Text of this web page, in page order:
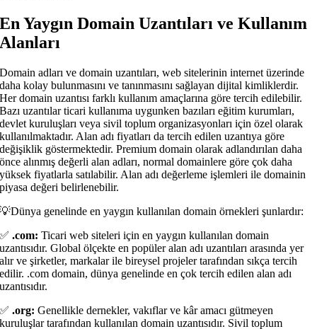
En Yaygın Domain Uzantıları ve Kullanım
Alanları
Domain adları ve domain uzantıları, web sitelerinin internet üzerinde
daha kolay bulunmasını ve tanınmasını sağlayan dijital kimliklerdir.
Her domain uzantısı farklı kullanım amaçlarına göre tercih edilebilir.
Bazı uzantılar ticari kullanıma uygunken bazıları eğitim kurumları,
devlet kuruluşları veya sivil toplum organizasyonları için özel olarak
kullanılmaktadır. Alan adı fiyatları da tercih edilen uzantıya göre
değişiklik göstermektedir. Premium domain olarak adlandırılan daha
önce alınmış değerli alan adları, normal domainlere göre çok daha
yüksek fiyatlarla satılabilir. Alan adı değerleme işlemleri ile domainin
piyasa değeri belirlenebilir.
💡Dünya genelinde en yaygın kullanılan domain örnekleri şunlardır:
✅.com: Ticari web siteleri için en yaygın kullanılan domain
uzantısıdır. Global ölçekte en popüler alan adı uzantıları arasında yer
alır ve şirketler, markalar ile bireysel projeler tarafından sıkça tercih
edilir. .com domain, dünya genelinde en çok tercih edilen alan adı
uzantısıdır.
✅.org: Genellikle dernekler, vakıflar ve kâr amacı gütmeyen
kuruluşlar tarafından kullanılan domain uzantısıdır. Sivil toplum